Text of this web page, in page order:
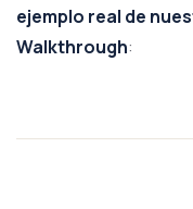
ejemplo real de
Walkthrough: